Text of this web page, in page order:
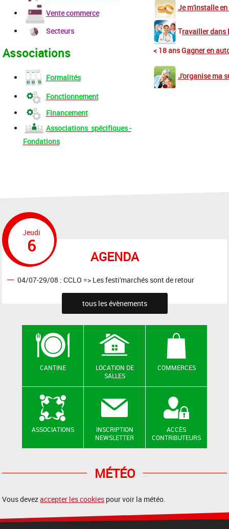
Vente commerce
Secteurs
Associations
Formalités
Fonctionnement
Financement
Associations spécifiques -
Fondations
Je m'installe
Travailler dans
< 18 ans Gagner en
J'organise ma
AGENDA
Jeudi
6
04/07-29/08 : CCLO => Les festi'marchés sont de retour
tous les évènements
CANTINE
LOCATION DE
SALLES
COMMERCES
ASSOCIATIONS
INSCRIPTION
NEWSLETTER
ACCÈS
CONTRIBUTEURS
MÉTÉO
Vous devezaccepter les cookies pour voir la météo.